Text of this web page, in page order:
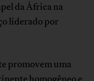
da África na
liderado por
promovem uma